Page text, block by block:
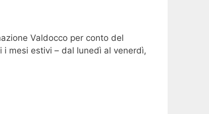
Valdocco per conto del
i mesi estivi – dal lunedì al venerdì,